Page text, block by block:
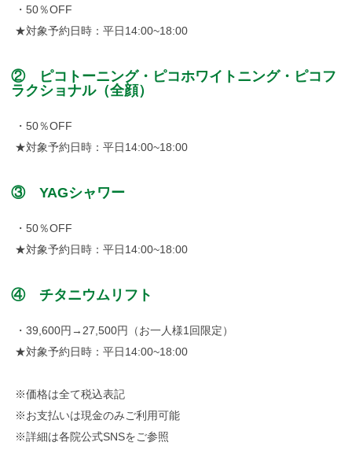
・50％OFF
★対象予約日時：平日14:00~18:00
②
ピコトーニング・ピコホワイトニング・ピコフ
ラクショナル（全顔）
・50％OFF
★対象予約日時：平日14:00~18:00
③YAGシャワー
・50％OFF
★対象予約日時：平日14:00~18:00
④ チタニウムリフト
・39,600円→27,500円（お一人様1回限定）
★対象予約日時：平日14:00~18:00
※価格は全て税込表記
※お支払いは現金のみご利用可能
※詳細は各院公式SNSをご参照